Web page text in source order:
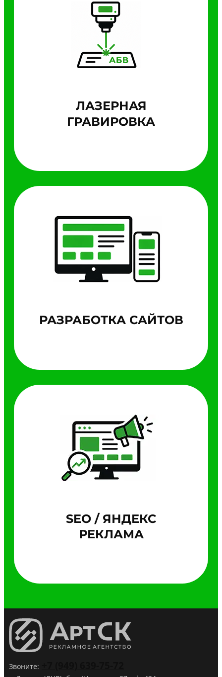
ЛАЗЕРНАЯ
ГРАВИРОВКА
РАЗРАБОТКА САЙТОВ
SEO / ЯНДЕКС
РЕКЛАМА
Звоните: